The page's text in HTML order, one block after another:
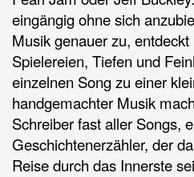
eingängig ohne sich
Musik genauer zu,
Spielereien, Tiefen und
einzelnen Song zu einer
handgemachter Musik
Schreiber fast aller Songs,
Geschichtenerzähler, der
Reise durch das Innerste